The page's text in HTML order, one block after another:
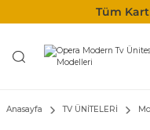
Tüm
Anasayfa TV ÜNİTELERİ